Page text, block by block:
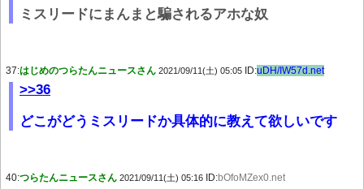
ミスリードにまんまと騙されるアホな奴
37:はじめのつらたんニュースさん 2021/09/11(土) 05:05 ID:uDH/IW57d.net
>>36
どこがどうミスリードか具体的に教えて欲しいです
40:つらたんニュースさん 2021/09/11(土) 05:16 ID:bOfoMZex0.net